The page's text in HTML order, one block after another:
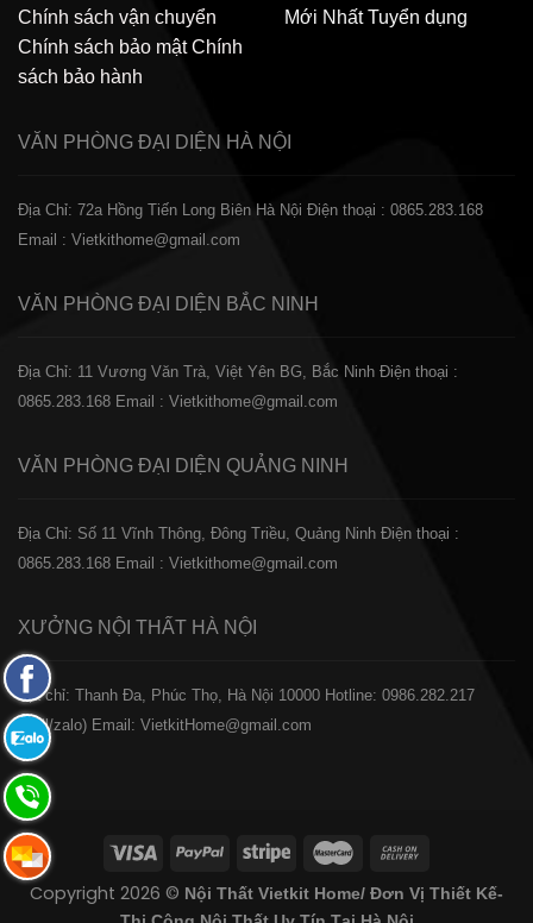
Chính sách vận chuyển
Chính sách bảo mật Chính
sách bảo hành
Mới Nhất Tuyển dụng
VĂN PHÒNG ĐẠI DIỆN HÀ NỘI
Địa Chỉ: 72a Hồng Tiến Long Biên Hà Nội Điện thoại : 0865.283.168
Email : Vietkithome@gmail.com
VĂN PHÒNG ĐẠI DIỆN BẮC NINH
Địa Chỉ: 11 Vương Văn Trà, Việt Yên BG, Bắc Ninh Điện thoại :
0865.283.168 Email : Vietkithome@gmail.com
VĂN PHÒNG ĐẠI DIỆN QUẢNG NINH
Địa Chỉ: Số 11 Vĩnh Thông, Đông Triều, Quảng Ninh Điện thoại :
0865.283.168 Email : Vietkithome@gmail.com
XƯỞNG NỘI THẤT HÀ NỘI
️Địa chỉ: Thanh Đa, Phúc Thọ, Hà Nội 10000 Hotline: 0986.282.217
(Call/zalo) Email: VietkitHome@gmail.com
Copyright 2026 © Nội Thất Vietkit Home/ Đơn Vị Thiết Kế-
Fanpage
Facebook
Zalo:
0865.283.168
Hotline:
0865.283.168
Hotline:
0865.283.168